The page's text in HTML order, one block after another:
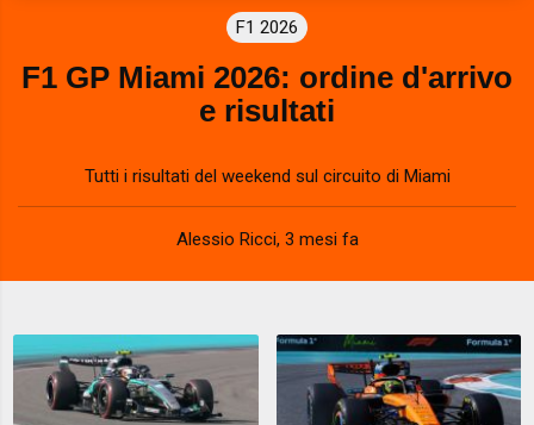
F1 2026
F1 GP Miami 2026: ordine d'arrivo
e risultati
Tutti i risultati del weekend sul circuito di Miami
Alessio Ricci, 3 mesi fa